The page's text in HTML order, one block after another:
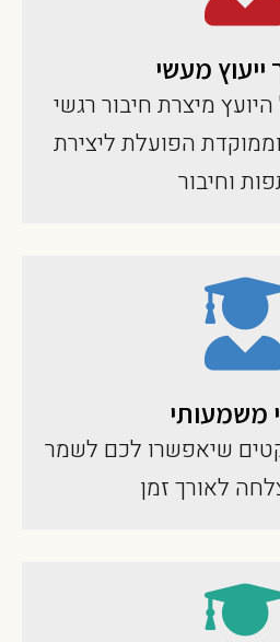
ייעוץ מעשי
מיצרת חיבור רגשי
הפועלת ליצירת
וחיבור
משמעותי
שיאפשרו לכם לשמר
לאורך זמן